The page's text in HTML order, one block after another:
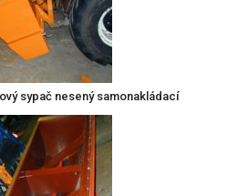
sypač nesený samonakládací